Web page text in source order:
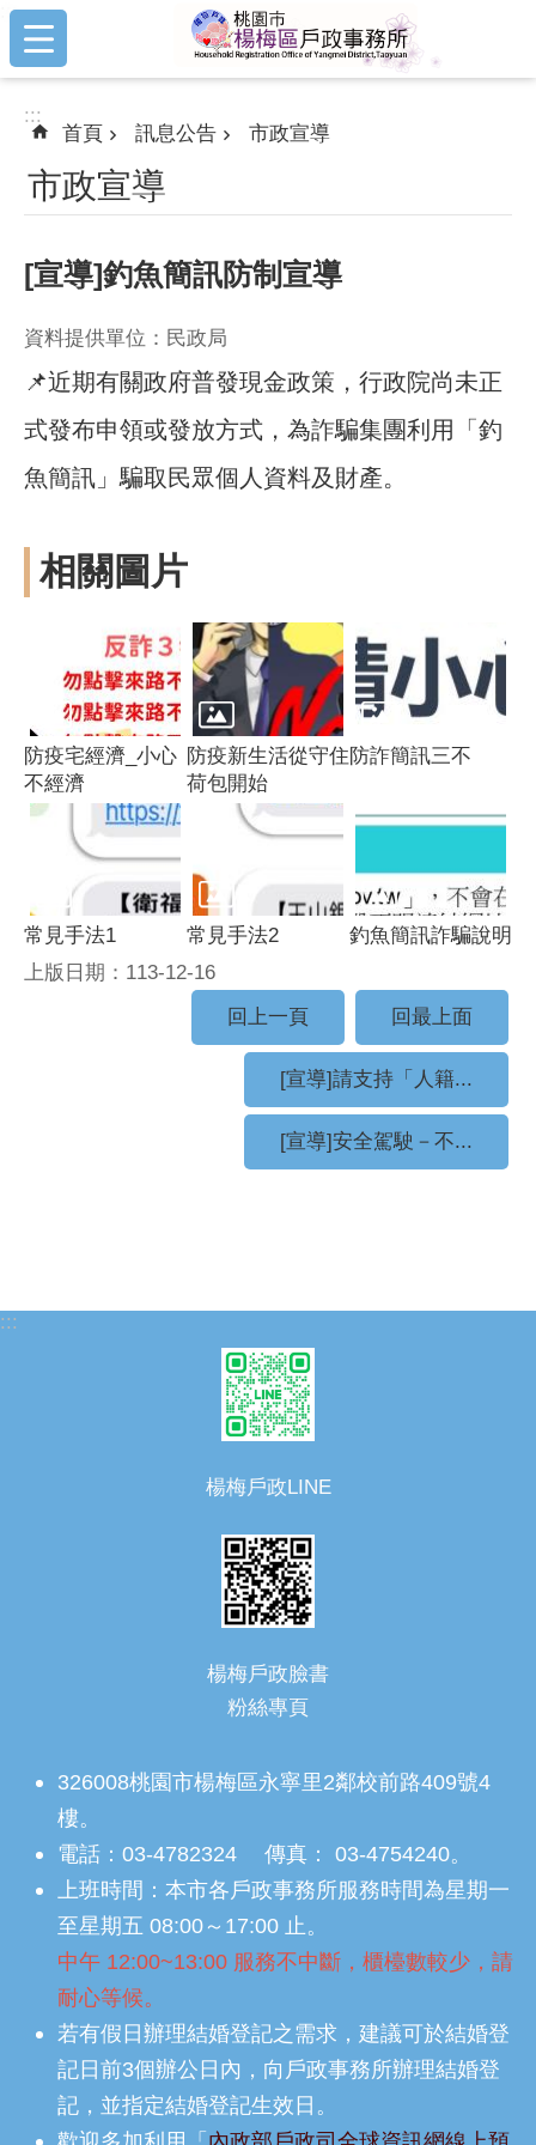
跳到主要內容區塊
:::
:::
首頁 訊息公告 市政宣導
市政宣導
[宣導]釣魚簡訊防制宣導
資料提供單位：民政局
📌近期有關政府普發現金政策，行政院尚未正
式發布申領或發放方式，為詐騙集團利用「釣
魚簡訊」騙取民眾個人資料及財產。
相關圖片
防疫宅經濟_小心
不經濟
防疫新生活從守住
荷包開始
防詐簡訊三不
常見手法1 常見手法2
釣魚簡訊詐騙說明
上版日期：113-12-16
回上一頁
回最上面
[宣導]請支持「人籍...
[宣導]安全駕駛－不...
:::
楊梅戶政LINE
楊梅戶政臉書
粉絲專頁
326008桃園市楊梅區永寧里2鄰校前路409號4
樓。
電話：03-4782324 傳真： 03-4754240。
上班時間：本市各戶政事務所服務時間為星期一
至星期五 08:00～17:00 止。
中午 12:00~13:00 服務不中斷，櫃檯數較少，請
耐心等候。
若有假日辦理結婚登記之需求，建議可於結婚登
記日前3個辦公日內，向戶政事務所辦理結婚登
記，並指定結婚登記生效日。